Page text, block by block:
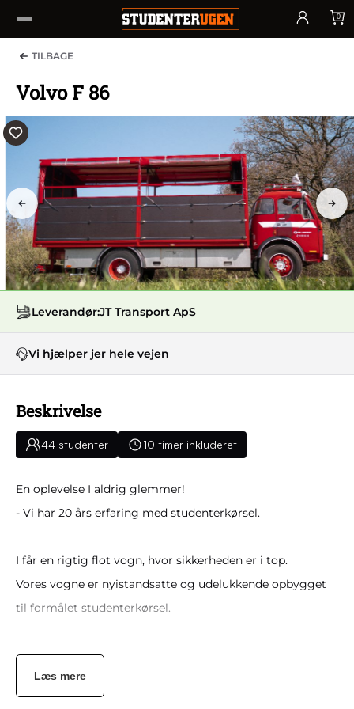
0
TILBAGE
Volvo F 86
PREV
Leverandør:JT Transport ApS
Vi hjælper jer hele vejen
Beskrivelse
44 studenter 10 timer inkluderet
En oplevelse I aldrig glemmer!
- Vi har 20 års erfaring med studenterkørsel.
I får en rigtig flot vogn, hvor sikkerheden er i top.
Vores vogne er nyistandsatte og udelukkende opbygget
til formålet studenterkørsel.
På vognen er der et stort anlæg, som I selv styrer via
bluetooth gennem jeres smartphones, og der er 220 volt
Læs mere